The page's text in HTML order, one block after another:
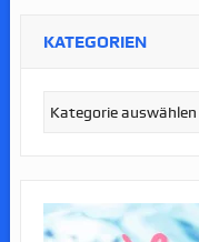
KATEGORIEN